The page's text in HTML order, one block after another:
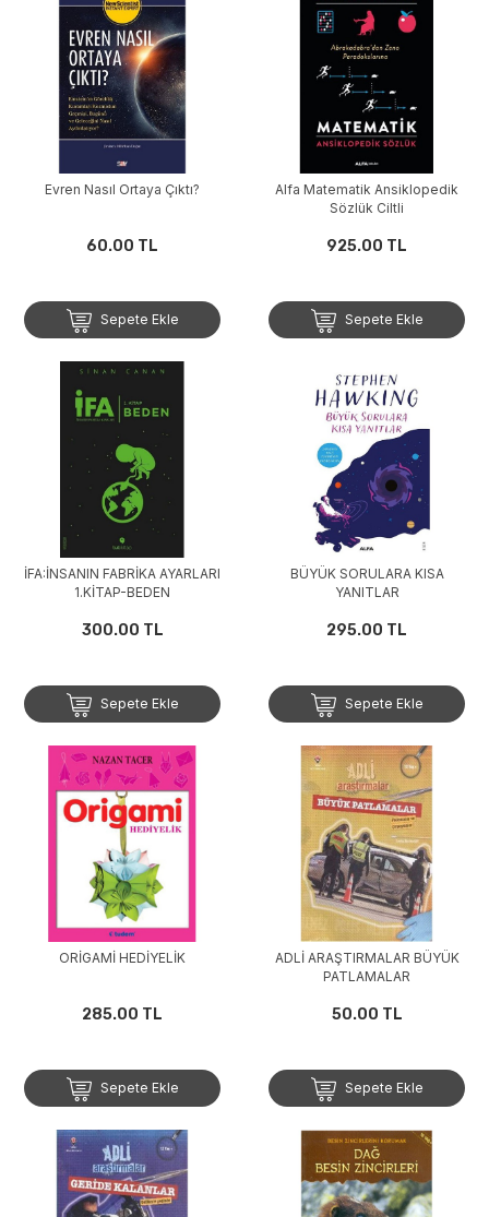
Evren Nasıl Ortaya Çıktı?
60.00 TL
Sepete Ekle
Alfa Matematik Ansiklopedik
Sözlük Ciltli
925.00 TL
Sepete Ekle
İFA:İNSANIN FABRİKA AYARLARI
1.KİTAP-BEDEN
300.00 TL
Sepete Ekle
BÜYÜK SORULARA KISA
YANITLAR
295.00 TL
Sepete Ekle
ORİGAMİ HEDİYELİK
285.00 TL
Sepete Ekle
ADLİ ARAŞTIRMALAR BÜYÜK
PATLAMALAR
50.00 TL
Sepete Ekle